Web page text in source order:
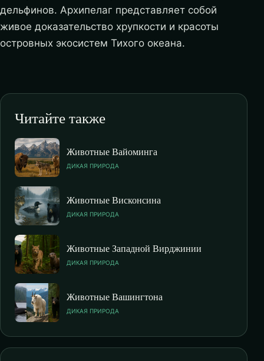
дельфинов. Архипелаг представляет собой
живое доказательство хрупкости и красоты
островных экосистем Тихого океана.
Читайте также
Животные Вайоминга
ДИКАЯ ПРИРОДА
Животные Висконсина
ДИКАЯ ПРИРОДА
Животные Западной Вирджинии
ДИКАЯ ПРИРОДА
Животные Вашингтона
ДИКАЯ ПРИРОДА